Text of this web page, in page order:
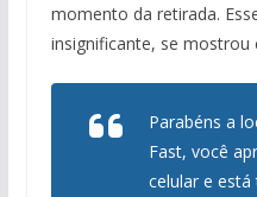
momento da retirada.
insignificante, se mostrou
Parabéns a
Fast, você
celular e